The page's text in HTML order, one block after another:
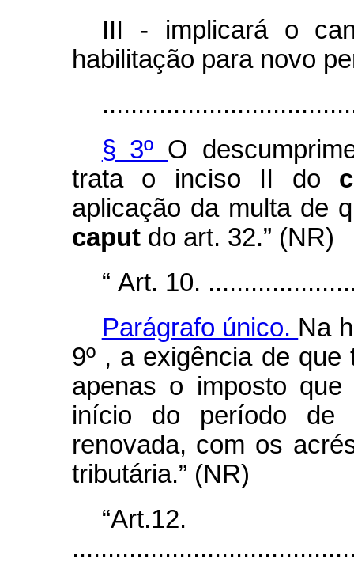
III - implicará o
habilitação para novo
§ 3º O
trata o inciso II do
aplicação da multa de
caput do art. 32.” (NR)
“ Art. 10.
Parágrafo único. Na
9º , a exigência de
apenas o imposto
início do período de
renovada, com os
tributária.” (NR)
“Art.12.